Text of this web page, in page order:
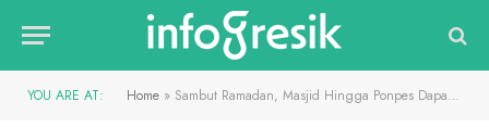
YOU ARE AT: Home » Sambut Ramadan, Masjid Hingga Ponpes Dapat Kucuran Bantuan dari Petrokimia Gresik